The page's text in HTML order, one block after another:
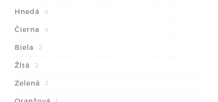
Hnedá 4
Čierna 4
Biela 2
Žltá 2
Zelená 2